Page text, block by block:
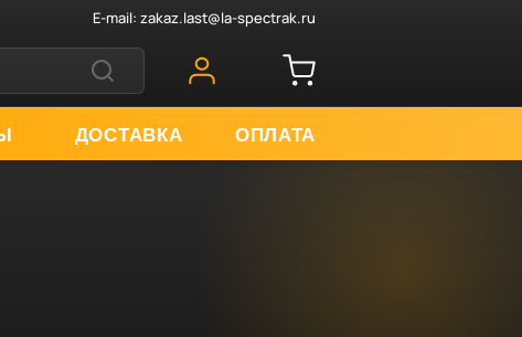
E-mail: zakaz.last@la-spectrak.ru
ДОСТАВКА ОПЛАТА